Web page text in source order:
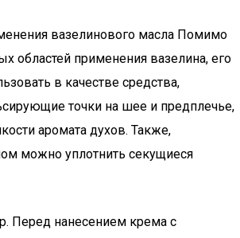
вазелинового масла Помимо
областей применения вазелина, его
в качестве средства,
точки на шее и предплечье,
аромата духов. Также,
можно уплотнить секущиеся
Перед нанесением крема с